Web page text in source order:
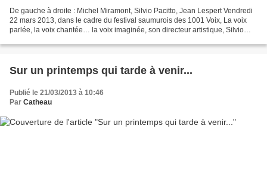
De gauche à droite : Michel Miramont, Silvio Pacitto, Jean Lespert Vendredi
22 mars 2013, dans le cadre du festival saumurois des 1001 Voix, La voix
parlée, la voix chantée… la voix imaginée, son directeur artistique, Silvio
Sur un printemps qui tarde à venir...
Publié le 21/03/2013 à 10:46
Par Catheau